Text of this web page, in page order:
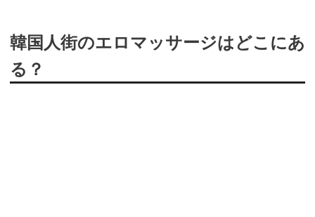
韓国人街のエロマッサージはどこにあ
る？